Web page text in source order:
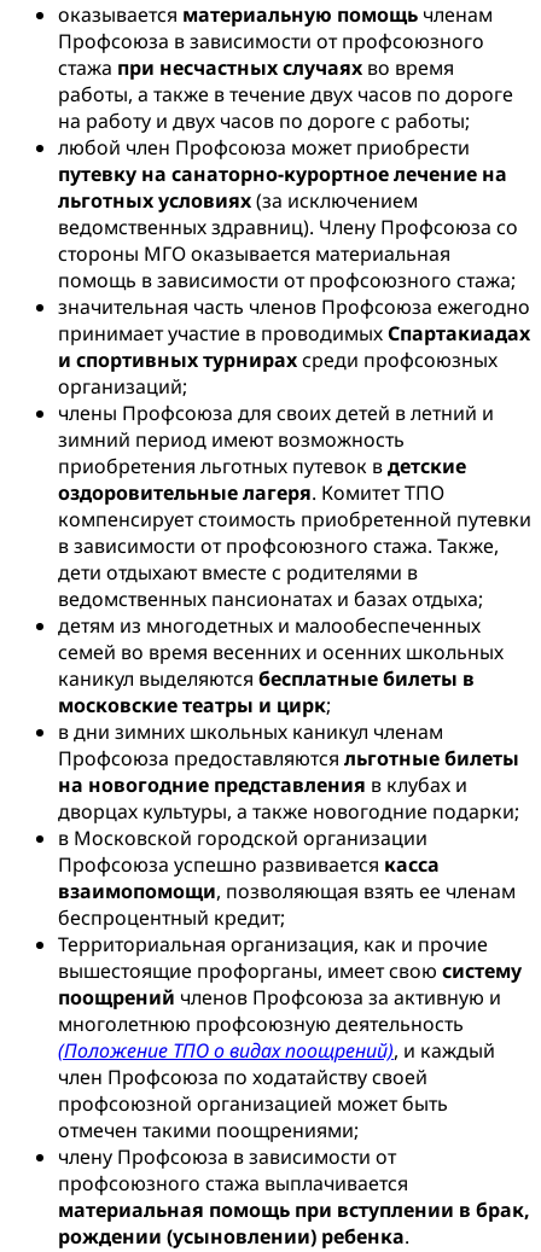
оказывается материальную помощь членам
Профсоюза в зависимости от профсоюзного
стажа при несчастных случаях во время
работы, а также в течение двух часов по дороге
на работу и двух часов по дороге с работы;
любой член Профсоюза может приобрести
путевку на санаторно-курортное лечение на
льготных условиях(за исключением
ведомственных здравниц). Члену Профсоюза со
стороны МГО оказывается материальная
помощь в зависимости от профсоюзного стажа;
значительная часть членов Профсоюза ежегодно
принимает участие в проводимыхСпартакиадах
и спортивных турнирахсреди профсоюзных
организаций;
члены Профсоюза для своих детей в летний и
зимний период имеют возможность
приобретения льготных путевок вдетские
оздоровительные лагеря. Комитет ТПО
компенсирует стоимость приобретенной путевки
в зависимости от профсоюзного стажа. Также,
дети отдыхают вместе с родителями в
ведомственных пансионатах и базах отдыха;
детям из многодетных и малообеспеченных
семей во время весенних и осенних школьных
каникул выделяются бесплатные билеты в
московские театры и цирк;
в дни зимних школьных каникул членам
Профсоюза предоставляются льготные билеты
на новогодние представления в клубах и
дворцах культуры, а также новогодние подарки;
в Московской городской организации
Профсоюза успешно развивается касса
взаимопомощи, позволяющая взять ее членам
беспроцентный кредит;
Территориальная организация, как и прочие
вышестоящие профорганы, имеет свою систему
поощрений членов Профсоюза за активную и
многолетнюю профсоюзную деятельность
(Положение ТПО о видах поощрений), и каждый
член Профсоюза по ходатайству своей
профсоюзной организацией может быть
отмечен такими поощрениями;
члену Профсоюза в зависимости от
профсоюзного стажа выплачивается
материальная помощь при вступлении в брак,
рождении (усыновлении) ребенка.